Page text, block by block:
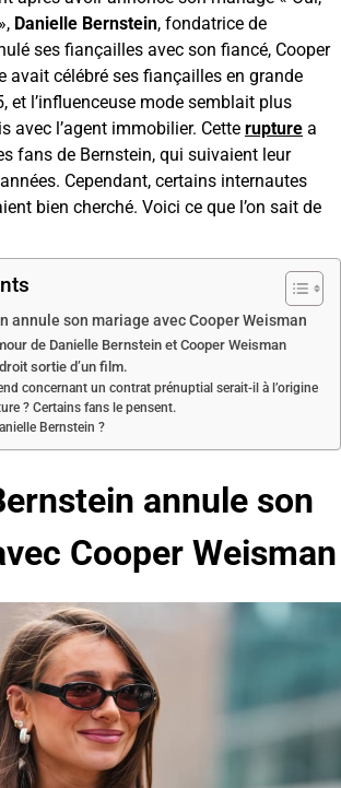
Danielle Bernstein, fondatrice de
ses fiançailles avec son fiancé, Cooper
avait célébré ses fiançailles en grande
et l’influenceuse mode semblait plus
avec l’agent immobilier. Cette rupture a
fans de Bernstein, qui suivaient leur
Cependant, certains internautes
bien cherché. Voici ce que l’on sait de
annule son mariage avec Cooper Weisman
de Danielle Bernstein et Cooper Weisman
sortie d’un film.
concernant un contrat prénuptial serait-il à l’origine
? Certains fans le pensent.
Bernstein ?
annule son
Cooper Weisman